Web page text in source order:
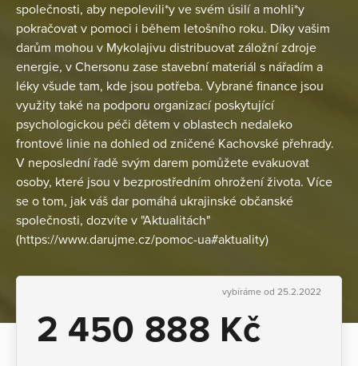
společnosti, aby nepolevili*y ve svém úsilí a mohli*y
pokračovat v pomoci i během letošního roku. Díky vašim
darům mohou v Mykolajivu distribuovat záložní zdroje
energie, v Chersonu zase stavební materiál s nářadím a
léky všude tam, kde jsou potřeba. Vybrané finance jsou
využity také na podporu organizací poskytující
psychologickou péči dětem v oblastech nedaleko
frontové linie na dohled od zničené Kachovské přehrady.
V neposlední řadě svým darem pomůžete evakuovat
osoby, které jsou v bezprostředním ohrožení života. Více
se o tom, jak váš dar pomáhá ukrajinské občanské
společnosti, dozvíte v "Aktualitách"
(https://www.darujme.cz/pomoc-ua#aktuality)
vybíráme od 25.2.2022
2 450 888 Kč